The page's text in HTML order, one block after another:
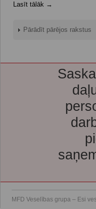
Lasīt tālāk →
Pārādīt pārējos rakstus
MFD Veselības grupa – Esi